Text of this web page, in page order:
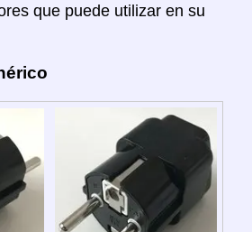
que puede utilizar en su